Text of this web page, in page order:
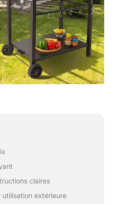
claires
extérieure